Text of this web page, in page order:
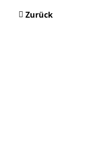
Zurück